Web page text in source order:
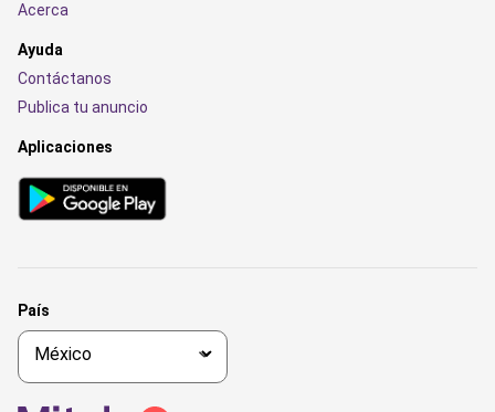
Acerca
Ayuda
Contáctanos
Publica tu anuncio
Aplicaciones
País